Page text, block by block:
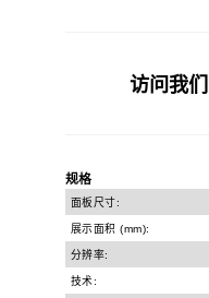
访问我们
规格
面板尺寸:
展示面积 (mm):
分辨率:
技术: